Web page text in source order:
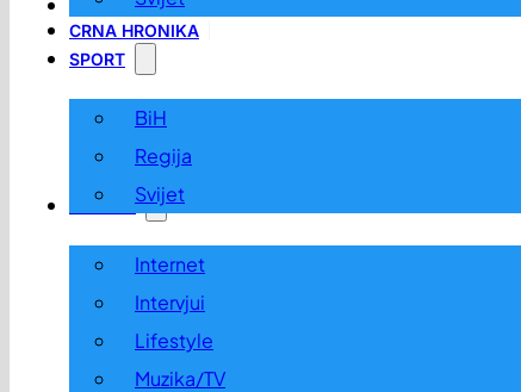
LOKALNO
CRNA HRONIKA
SPORT
BiH
Regija
Svijet
ZABAVA
Internet
Intervjui
Lifestyle
Muzika/TV